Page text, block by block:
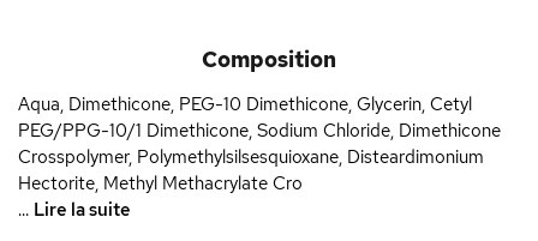
Composition
Aqua, Dimethicone, PEG-10 Dimethicone, Glycerin, Cetyl
PEG/PPG-10/1 Dimethicone, Sodium Chloride, Dimethicone
Crosspolymer, Polymethylsilsesquioxane, Disteardimonium
Hectorite, Methyl Methacrylate Cro
... Lire la suite